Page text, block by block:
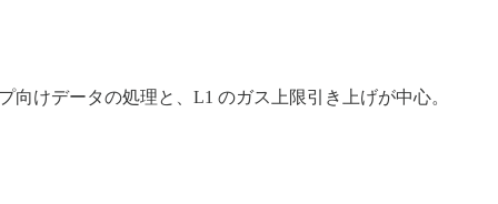
けデータの処理と、L1 のガス上限引き上げが中心。